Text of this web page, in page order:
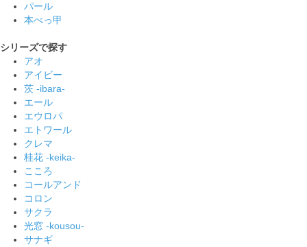
パール
本べっ甲
シリーズで探す
アオ
アイビー
茨 -ibara-
エール
エウロパ
エトワール
クレマ
桂花 -keika-
こころ
コールアンド
コロン
サクラ
光窓 -kousou-
サナギ